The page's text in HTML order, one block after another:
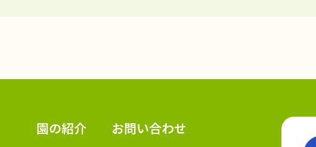
認定こども園 学校法人久米幼稚園
園の紹介 お問い合わせ